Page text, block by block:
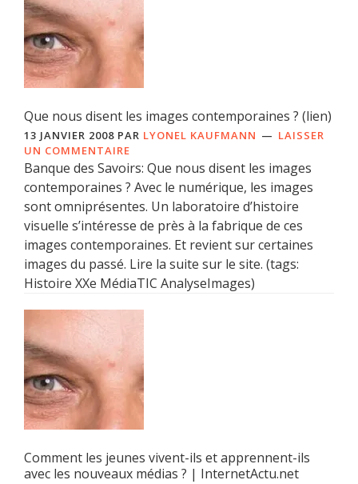
Que nous disent les images contemporaines ? (lien)
13 JANVIER 2008 PAR LYONEL KAUFMANN
LAISSER
UN COMMENTAIRE
Banque des Savoirs: Que nous disent les images
contemporaines ? Avec le numérique, les images
sont omniprésentes. Un laboratoire d’histoire
visuelle s’intéresse de près à la fabrique de ces
images contemporaines. Et revient sur certaines
images du passé. Lire la suite sur le site. (tags:
Histoire XXe MédiaTIC AnalyseImages)
Comment les jeunes vivent-ils et apprennent-ils
avec les nouveaux médias ? | InternetActu.net